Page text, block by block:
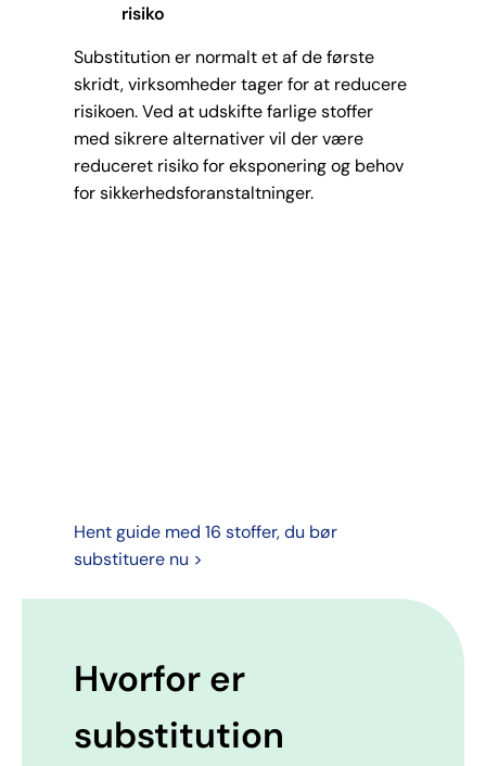
risiko
Substitution er normalt et af de første
skridt, virksomheder tager for at reducere
risikoen. Ved at udskifte farlige stoffer
med sikrere alternativer vil der være
reduceret risiko for eksponering og behov
for sikkerhedsforanstaltninger.
Hent guide med 16 stoffer, du bør
substituere nu >
Hvorfor er
substitution